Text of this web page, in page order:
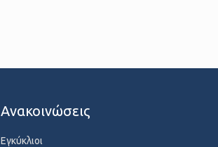
Ανακοινώσεις
Εγκύκλιοι